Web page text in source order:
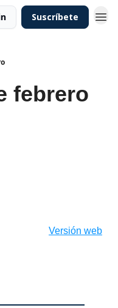
Suscríbete
febrero
Versión web